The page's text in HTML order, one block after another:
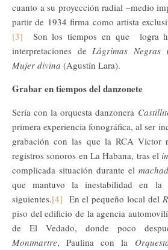
cuanto a su proyección radial –medio
partir de 1934 firma como artista
[3] Son los tiempos en que logra
interpretaciones deLágrimas Negras
Mujer divina (Agustín Lara).
Grabar en tiempos del danzonete
Sería con la orquesta danzonera
primera experiencia fonográfica, al ser
grabación con las que la RCA Victor
registros sonoros en La Habana, tras el
complicada situación durante el
que mantuvo la inestabilidad en la
siguientes.[4] En el pequeño local del
piso del edificio de la agencia
de El Vedado, donde poco
Montmartre, Paulina con la